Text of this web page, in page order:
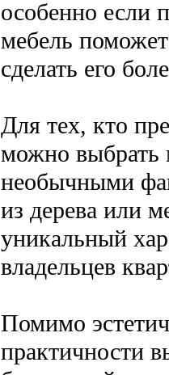
особенно если
мебель
сделать его
Для тех, кто
можно выбрать
необычными
из дерева или
уникальный
владельцев
Помимо
практичности